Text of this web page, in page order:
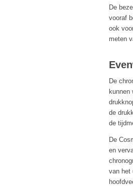
De
vooraf
ook
meten
De
kunnen
de
de
De
en
van het